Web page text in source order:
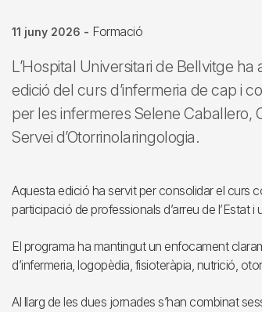
11 juny 2026 - Formació
L’Hospital Universitari de Bellvitge
edició del curs d’infermeria de cap i
per les infermeres Selene Caballero,
Servei d’Otorrinolaringologia.
Aquesta edició ha servit per consolidar el curs
participació de professionals d’arreu de l’Estat
El programa ha mantingut un enfocament
d’infermeria, logopèdia, fisioteràpia, nutrició,
Al llarg de les dues jornades s’han combinat